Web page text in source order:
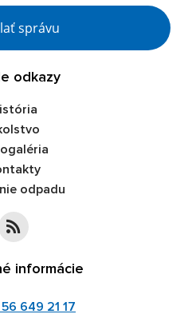
správu
odkazy
odpadu
informácie
56 649 21 17